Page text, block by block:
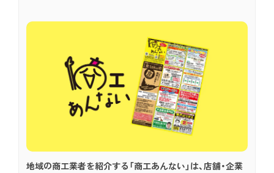
地域の商工業者を紹介する「商工あんない」は、店舗・企業